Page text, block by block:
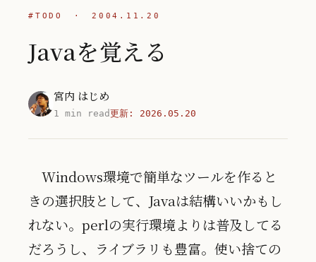
#TODO · 2004.11.20
Javaを覚える
宮内 はじめ
1 min read更新: 2026.05.20
Windows環境で簡単なツールを作ると
きの選択肢として、Javaは結構いいかもし
れない。perlの実行環境よりは普及してる
だろうし、ライブラリも豊富。使い捨ての